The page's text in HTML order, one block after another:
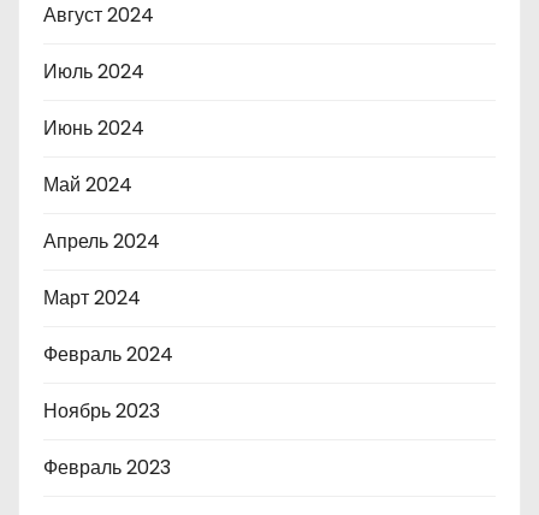
Август 2024
Июль 2024
Июнь 2024
Май 2024
Апрель 2024
Март 2024
Февраль 2024
Ноябрь 2023
Февраль 2023